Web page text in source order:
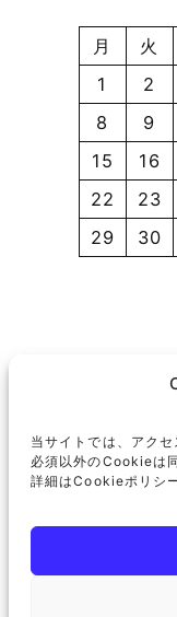
当サイトでは、アク
必須以外のCookieは
詳細はCookieポリシ
月
火
1
2
8
9
15
16
22
23
29
30
住田浩史法律
〒600-8423
TEL075-600-